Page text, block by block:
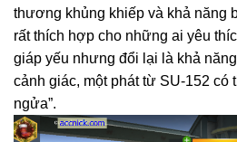
thương khủng khiếp và khả năng
rất thích hợp cho những ai yêu
giáp yếu nhưng đổi lại là khả
cảnh giác, một phát từ SU-152 có
ngửa”.